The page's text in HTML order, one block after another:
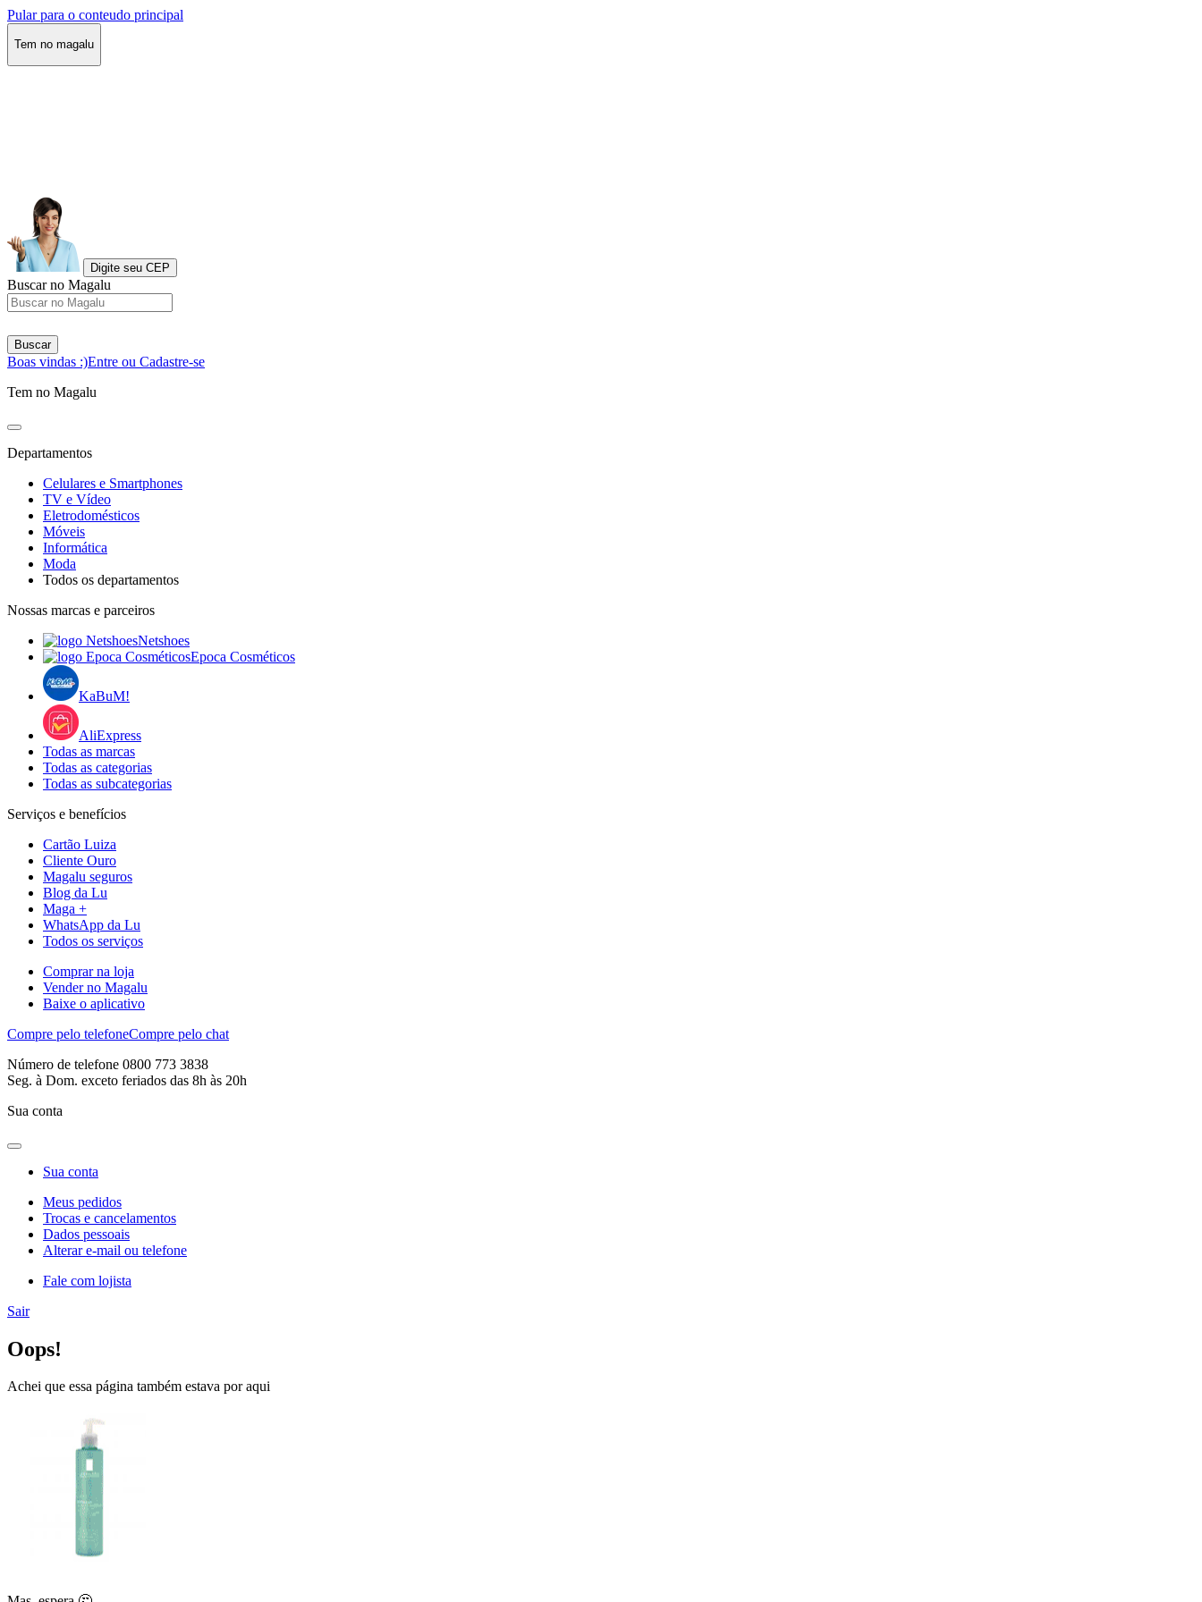
Pular para o conteudo principal
Tem no magalu
Digite seu CEP
Buscar no Magalu
Buscar
Boas vindas :)Entre ou Cadastre-se
Tem no Magalu
Departamentos
Celulares e Smartphones
TV e Vídeo
Eletrodomésticos
Móveis
Informática
Moda
Todos os departamentos
Nossas marcas e parceiros
Netshoes
Epoca Cosméticos
KaBuM!
AliExpress
Todas as marcas
Todas as categorias
Todas as subcategorias
Serviços e benefícios
Cartão Luiza
Cliente Ouro
Magalu seguros
Blog da Lu
Maga +
WhatsApp da Lu
Todos os serviços
Comprar na loja
Vender no Magalu
Baixe o aplicativo
Compre pelo telefoneCompre pelo chat
Número de telefone 0800 773 3838
Seg. à Dom. exceto feriados das 8h às 20h
Sua conta
Sua conta
Meus pedidos
Trocas e cancelamentos
Dados pessoais
Alterar e-mail ou telefone
Fale com lojista
Sair
Oops!
Achei que essa página também estava por aqui